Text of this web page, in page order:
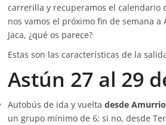
carrerilla y recuperamos el calendario
nos vamos el próximo fin de semana a
Jaca, ¿qué os parece?
Estas son las características de la
Astún 27 al 29
Autobús de ida y vueltadesde
un grupo mínimo de 6; si no, desde